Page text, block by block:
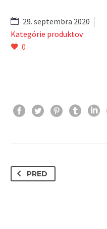
29. septembra 2020
Kategórie produktov
0
PRED